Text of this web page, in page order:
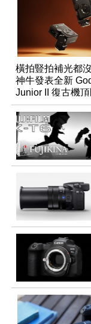
橫拍豎拍補光都
神牛發表全新
Junior II 復古機